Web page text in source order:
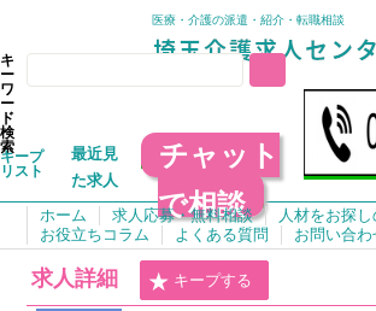
医療・介護の派遣・紹介・転職相談
キ
ー
ワ
ー
ド
検
索
キープ
リスト
最近見
た求人
チャット
で相談
ホーム 求人応募・無料相談
人材をお探
お役立ちコラム
よくある質問 お問い合わ
求人詳細 キープする